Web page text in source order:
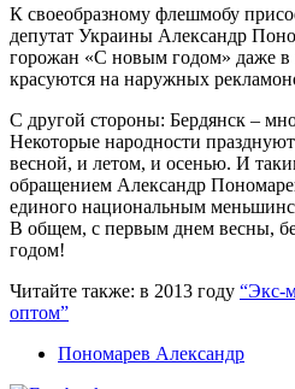
К своеобразному флешмобу
депутат Украины Александр
горожан «С новым годом» даже
красуются на наружных
С другой стороны: Бердянск –
Некоторые народности
весной, и летом, и осенью. И
обращением Александр
единого национальным
В общем, с первым днем весны,
годом!
Читайте также: в 2013 году “Экс-
оптом”
Пономарев Александр